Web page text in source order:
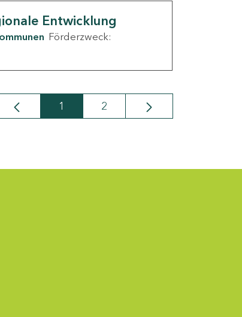
Entwicklung
Förderzweck:
Seite
1 Seite
2